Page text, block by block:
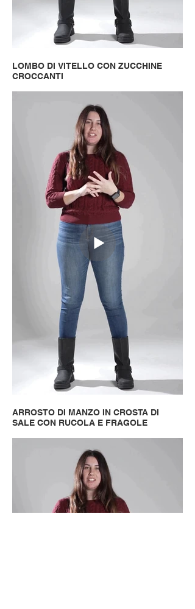
LOMBO DI VITELLO CON ZUCCHINE
CROCCANTI
ARROSTO DI MANZO IN CROSTA DI
SALE CON RUCOLA E FRAGOLE